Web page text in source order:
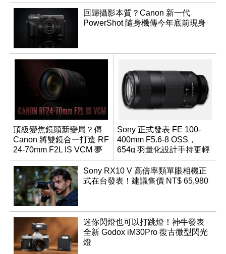
回歸攝影本質？Canon 新一代
PowerShot 隨身機傳今年底前現身
頂級變焦鏡頭新變局？傳
Canon 將雙鏡合一打造 RF
24-70mm F2L IS VCM 夢
幻規格
Sony 正式發表 FE 100-
400mm F5.6-8 OSS，
654g 羽量化設計手持更輕
鬆
Sony RX10 V 高倍率類單眼相機正
式在台發表！建議售價 NT$ 65,980
迷你閃燈也可以打跳燈！神牛發表
全新 Godox iM30Pro 復古微型閃光
燈